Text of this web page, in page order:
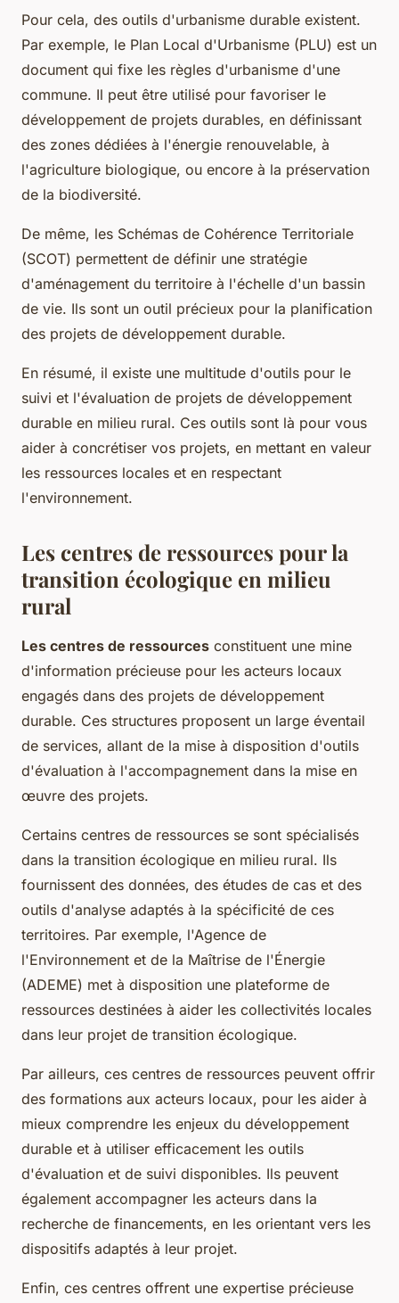
Pour cela, des outils d'urbanisme durable existent.
Par exemple, le Plan Local d'Urbanisme (PLU) est un
document qui fixe les règles d'urbanisme d'une
commune. Il peut être utilisé pour favoriser le
développement de projets durables, en définissant
des zones dédiées à l'énergie renouvelable, à
l'agriculture biologique, ou encore à la préservation
de la biodiversité.
De même, les Schémas de Cohérence Territoriale
(SCOT) permettent de définir une stratégie
d'aménagement du territoire à l'échelle d'un bassin
de vie. Ils sont un outil précieux pour la planification
des projets de développement durable.
En résumé, il existe une multitude d'outils pour le
suivi et l'évaluation de projets de développement
durable en milieu rural. Ces outils sont là pour vous
aider à concrétiser vos projets, en mettant en valeur
les ressources locales et en respectant
l'environnement.
Les centres de ressources pour la
transition écologique en milieu
rural
Les centres de ressources constituent une mine
d'information précieuse pour les acteurs locaux
engagés dans des projets de développement
durable. Ces structures proposent un large éventail
de services, allant de la mise à disposition d'outils
d'évaluation à l'accompagnement dans la mise en
œuvre des projets.
Certains centres de ressources se sont spécialisés
dans la transition écologique en milieu rural. Ils
fournissent des données, des études de cas et des
outils d'analyse adaptés à la spécificité de ces
territoires. Par exemple, l'Agence de
l'Environnement et de la Maîtrise de l'Énergie
(ADEME) met à disposition une plateforme de
ressources destinées à aider les collectivités locales
dans leur projet de transition écologique.
Par ailleurs, ces centres de ressources peuvent offrir
des formations aux acteurs locaux, pour les aider à
mieux comprendre les enjeux du développement
durable et à utiliser efficacement les outils
d'évaluation et de suivi disponibles. Ils peuvent
également accompagner les acteurs dans la
recherche de financements, en les orientant vers les
dispositifs adaptés à leur projet.
Enfin, ces centres offrent une expertise précieuse